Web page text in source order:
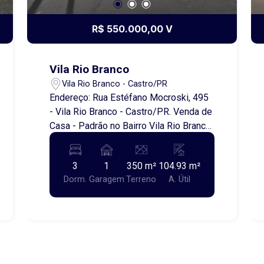
R$ 550.000,00 V
Vila Rio Branco
Vila Rio Branco - Castro/PR
Endereço: Rua Estéfano Mocroski, 495
- Vila Rio Branco - Castro/PR. Venda de
Casa - Padrão no Bairro Vila Rio Branco
Descrição do Imóvel: Apresentamos
uma excelente oportunidade de compra
no coração do Bairro Vila Rio Branco,
em Castro/PR. Esta casa conta com 3
dormitórios amplos, ideais para
3
Dorm.
1
Garagem
350 m²
Terreno
104.93 m²
A. Útil